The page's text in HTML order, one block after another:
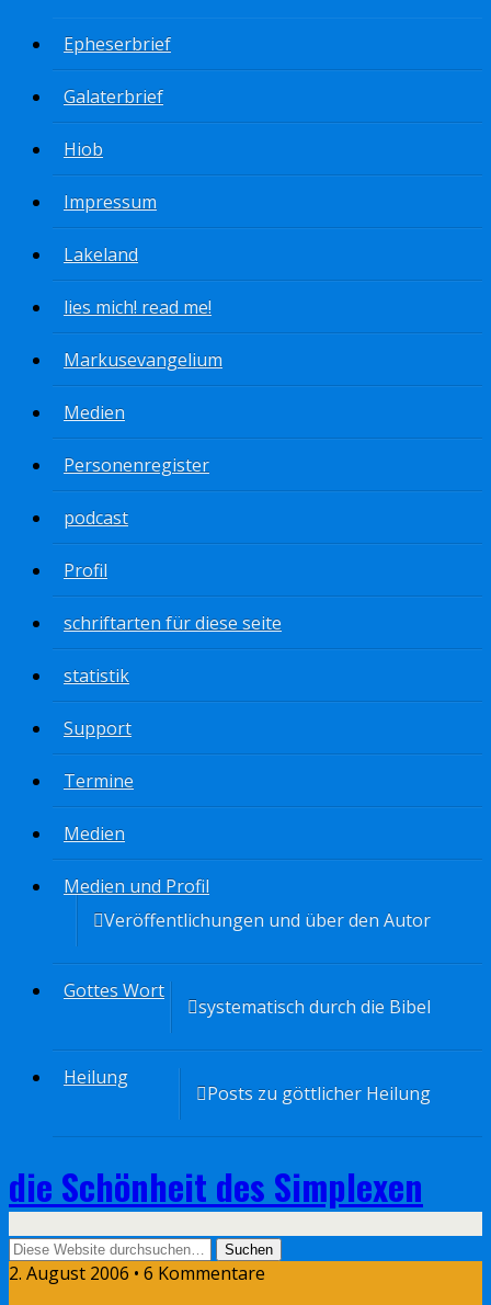
Epheserbrief
Galaterbrief
Hiob
Impressum
Lakeland
lies mich! read me!
Markusevangelium
Medien
Personenregister
podcast
Profil
schriftarten für diese seite
statistik
Support
Termine
Medien
Medien und Profil
Veröffentlichungen und über den Autor
Gottes Wort
systematisch durch die Bibel
Heilung
Posts zu göttlicher Heilung
die Schönheit des Simplexen
2. August 2006 • 6 Kommentare